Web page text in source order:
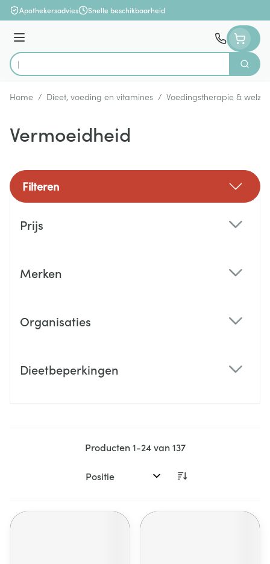
Ga naar de inhoud
Apothekersadvies Snelle beschikbaarheid
Menu
Product, merk, categorie...
Zoek
Home / Dieet, voeding en vitamines / Voedingstherapie & welzijn
Vermoeidheid
Filteren
Prijs
Merken
Organisaties
Dieetbeperkingen
Producten1-24van137
Sorteer op: